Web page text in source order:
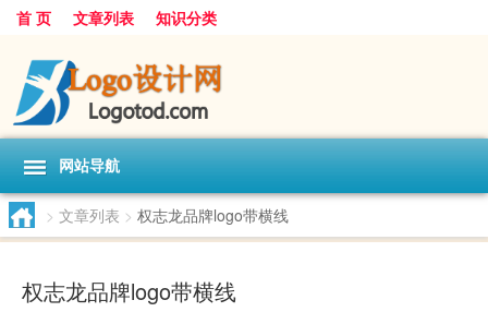
首 页 文章列表 知识分类
网站导航
> 文章列表 > 权志龙品牌logo带横线
权志龙品牌logo带横线